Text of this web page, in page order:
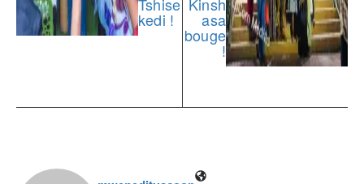
kedi ! asa
bouge
!